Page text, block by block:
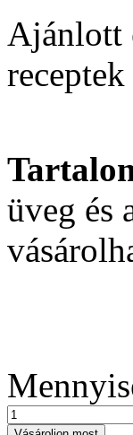
Ajánlott
üveg és